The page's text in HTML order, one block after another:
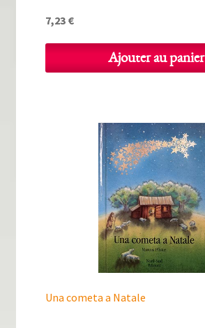
7,23 €
Ajouter au panier
Una cometa a Natale